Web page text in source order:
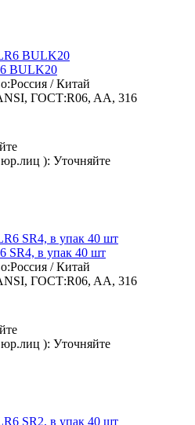
BULK20
Россия / Китай
ГОСТ:R06, AA, 316
юр.лиц ): Уточняйте
SR4, в упак 40 шт
Россия / Китай
ГОСТ:R06, AA, 316
юр.лиц ): Уточняйте